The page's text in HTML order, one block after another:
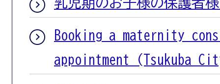
Booking a maternity
appointment (Tsukuba